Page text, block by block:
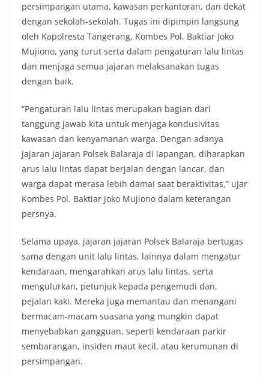
persimpangan utama, kawasan perkantoran, dan dekat
dengan sekolah-sekolah. Tugas ini dipimpin langsung
oleh Kapolresta Tangerang, Kombes Pol. Baktiar Joko
Mujiono, yang turut serta dalam pengaturan lalu lintas
dan menjaga semua jajaran melaksanakan tugas
dengan baik.
“Pengaturan lalu lintas merupakan bagian dari
tanggung jawab kita untuk menjaga kondusivitas
kawasan dan kenyamanan warga. Dengan adanya
jajaran jajaran Polsek Balaraja di lapangan, diharapkan
arus lalu lintas dapat berjalan dengan lancar, dan
warga dapat merasa lebih damai saat beraktivitas,” ujar
Kombes Pol. Baktiar Joko Mujiono dalam keterangan
persnya.
Selama upaya, jajaran jajaran Polsek Balaraja bertugas
sama dengan unit lalu lintas, lainnya dalam mengatur
kendaraan, mengarahkan arus lalu lintas, serta
mengulurkan, petunjuk kepada pengemudi dan,
pejalan kaki. Mereka juga memantau dan menangani
bermacam-macam suasana yang mungkin dapat
menyebabkan gangguan, seperti kendaraan parkir
sembarangan, insiden maut kecil, atau kerumunan di
persimpangan.